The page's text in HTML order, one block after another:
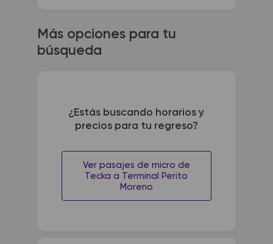
Más opciones para tu
búsqueda
¿Estás buscando horarios y
precios para tu regreso?
Ver pasajes de micro de
Tecka a Terminal Perito
Moreno